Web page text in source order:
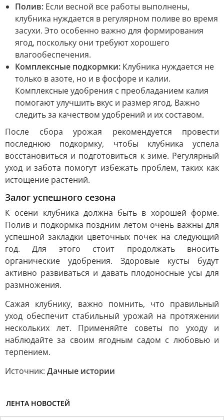
Полив: Если весной все работы выполнены,
клубника нуждается в регулярном поливе во время
засухи. Это особенно важно для формирования
ягод, поскольку они требуют хорошего
влагообеспечения.
Комплексные подкормки: Клубника нуждается не
только в азоте, но и в фосфоре и калии.
Комплексные удобрения с преобладанием калия
помогают улучшить вкус и размер ягод. Важно
следить за качеством удобрений и их составом.
После сбора урожая рекомендуется провести
последнюю подкормку, чтобы клубника успела
восстановиться и подготовиться к зиме. Регулярный
уход и забота помогут избежать проблем, таких как
истощение растений.
Залог успешного сезона
К осени клубника должна быть в хорошей форме.
Полив и подкормка поздним летом очень важны для
успешной закладки цветочных почек на следующий
год. Для этого стоит продолжать вносить
органические удобрения. Здоровые кусты будут
активно развиваться и давать плодоносные усы для
размножения.
Сажая клубнику, важно помнить, что правильный
уход обеспечит стабильный урожай на протяжении
нескольких лет. Применяйте советы по уходу и
наблюдайте за своим ягодным садом с любовью и
терпением.
Источник: Дачные истории
ЛЕНТА НОВОСТЕЙ